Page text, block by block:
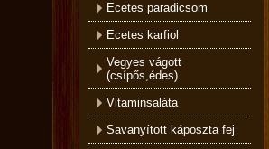
Ecetes paradicsom
Ecetes karfiol
Vegyes vágott
(csípős,édes)
Vitaminsaláta
Savanyított káposzta fej